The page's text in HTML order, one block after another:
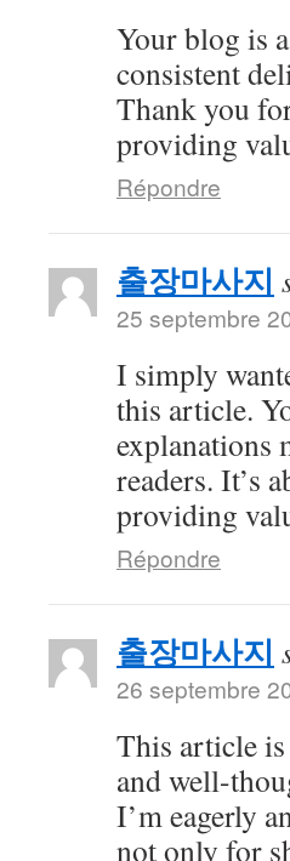
Your blog is
consistent
Thank you
providing
Répondre
출장마사지
25 septembre
I simply
this article.
explanations
readers. It’s
providing
Répondre
출장마사지
26 septembre
This article
and well-
I’m eagerly
not only for